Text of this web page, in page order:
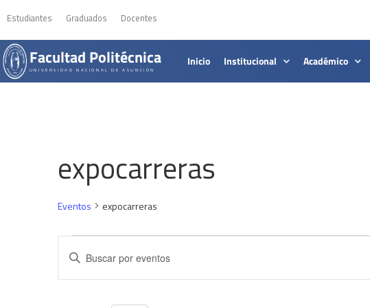
Estudiantes Graduados Docentes
Facultad Politécnica
UNIVERSIDAD NACIONAL DE ASUNCIÓN
Inicio Institucional Académico
expocarreras
Eventos expocarreras
Navegación
de
búsqueda
Introduce
clave.